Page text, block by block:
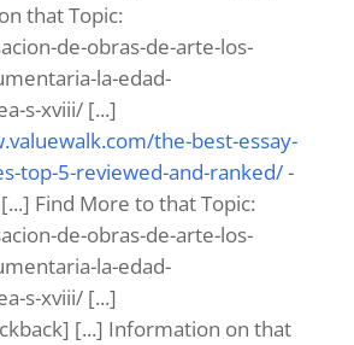
that Topic:
de-obras-de-arte-los-
la-edad-
s-xviii/ [...]
the-best-essay-
top-5-reviewed-and-ranked/-
Find More to that Topic:
de-obras-de-arte-los-
la-edad-
s-xviii/ [...]
[...] Information on that